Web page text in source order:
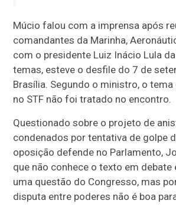
Múcio falou com a imprensa após
comandantes da Marinha,
com o presidente Luiz Inácio Lula
temas, esteve o desfile do 7 de
Brasília. Segundo o ministro, o
no STF não foi tratado no encontro.
Questionado sobre o projeto de
condenados por tentativa de golpe
oposição defende no Parlamento,
que não conhece o texto em debate
uma questão do Congresso, mas
disputa entre poderes não é boa